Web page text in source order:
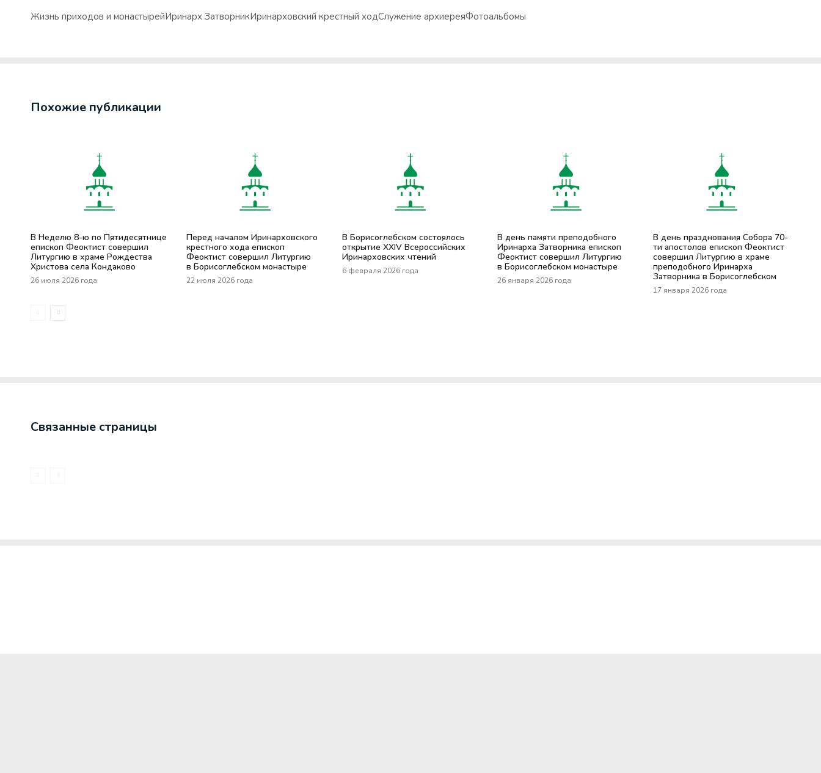
Жизнь приходов и монастырейИринарх ЗатворникИринарховский крестный ходСлужение архиереяФотоальбомы
Похожие публикации
В Неделю 8-ю по Пятидесятнице
епископ Феоктист совершил
Литургию в храме Рождества
Христова села Кондаково
26 июля 2026 года
Перед началом Иринарховского
крестного хода епископ
Феоктист совершил Литургию
в Борисоглебском монастыре
22 июля 2026 года
В Борисоглебском состоялось
открытие XXIV Всероссийских
Иринарховских чтений
6 февраля 2026 года
В день памяти преподобного
Иринарха Затворника епископ
Феоктист совершил Литургию
в Борисоглебском монастыре
26 января 2026 года
В день празднования Собора 70-
ти апостолов епископ Феоктист
совершил Литургию в храме
преподобного Иринарха
Затворника в Борисоглебском
17 января 2026 года
Связанные страницы